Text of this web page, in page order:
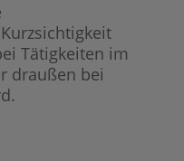
Tätigkeiten im
draußen bei